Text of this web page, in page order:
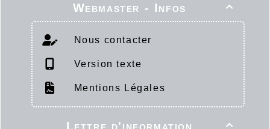

Webmaster - Infos
Nous contacter
Version texte
Mentions Légales

Lettre d'information